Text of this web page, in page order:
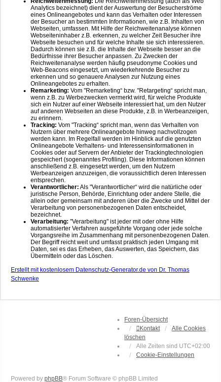
Analytics bezeichnet) dient der Auswertung der Besucherströme
eines Onlineangebotes und kann das Verhalten oder Interessen
der Besucher an bestimmten Informationen, wie z.B. Inhalten von
Webseiten, umfassen. Mit Hilfe der Reichweitenanalyse können
Webseiteninhaber z.B. erkennen, zu welcher Zeit Besucher ihre
Webseite besuchen und für welche Inhalte sie sich interessieren.
Dadurch können sie z.B. die Inhalte der Webseite besser an die
Bedürfnisse ihrer Besucher anpassen. Zu Zwecken der
Reichweitenanalyse werden häufig pseudonyme Cookies und
Web-Beacons eingesetzt, um wiederkehrende Besucher zu
erkennen und so genauere Analysen zur Nutzung eines
Onlineangebotes zu erhalten.
Remarketing: Vom "Remarketing“ bzw. "Retargeting“ spricht man,
wenn z.B. zu Werbezwecken vermerkt wird, für welche Produkte
sich ein Nutzer auf einer Webseite interessiert hat, um den Nutzer
auf anderen Webseiten an diese Produkte, z.B. in Werbeanzeigen,
zu erinnern.
Tracking: Vom "Tracking“ spricht man, wenn das Verhalten von
Nutzern über mehrere Onlineangebote hinweg nachvollzogen
werden kann. Im Regelfall werden im Hinblick auf die genutzten
Onlineangebote Verhaltens- und Interessensinformationen in
Cookies oder auf Servern der Anbieter der Trackingtechnologien
gespeichert (sogenanntes Profiling). Diese Informationen können
anschließend z.B. eingesetzt werden, um den Nutzern
Werbeanzeigen anzuzeigen, die voraussichtlich deren Interessen
entsprechen.
Verantwortlicher: Als "Verantwortlicher“ wird die natürliche oder
juristische Person, Behörde, Einrichtung oder andere Stelle, die
allein oder gemeinsam mit anderen über die Zwecke und Mittel der
Verarbeitung von personenbezogenen Daten entscheidet,
bezeichnet.
Verarbeitung: "Verarbeitung" ist jeder mit oder ohne Hilfe
automatisierter Verfahren ausgeführte Vorgang oder jede solche
Vorgangsreihe im Zusammenhang mit personenbezogenen Daten.
Der Begriff reicht weit und umfasst praktisch jeden Umgang mit
Daten, sei es das Erheben, das Auswerten, das Speichern, das
Übermitteln oder das Löschen.
Erstellt mit kostenlosem Datenschutz-Generator.de von Dr. Thomas
Schwenke
Foren-Übersicht
Kontakt
Alle Cookies
löschen
Alle Zeiten sind UTC+02:00
Cookie-Einstellungen
Powered by phpBB® Forum Software © phpBB Limited